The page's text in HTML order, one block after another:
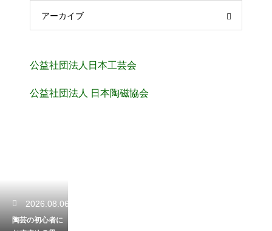
アーカイブ
公益社団法人日本工芸会
公益社団法人 日本陶磁協会
2026.08.06
陶芸の初心者に